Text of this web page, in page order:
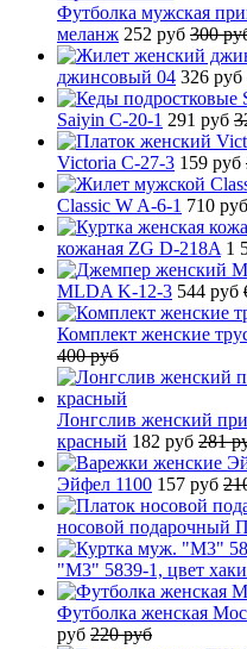
Футболка мужская
меланж 252 руб 300
джинсовый 04 326 руб
Saiyin C-20-1 291 руб
Victoria C-27-3 159 руб
Classic W A-6-1 710 руб
кожаная ZG D-218A 1
MLDA K-12-3 544 руб
Комплект женские
400 руб
Лонгслив женский
красный 182 руб 281
Эйфел 1100 157 руб
носовой подарочный
"М3" 5839-1, цвет
Футболка женская
руб 220 руб